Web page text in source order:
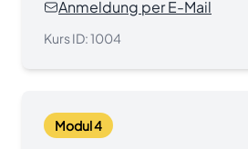
Anmeldung per E-Mail
Kurs ID:1004
Modul 4